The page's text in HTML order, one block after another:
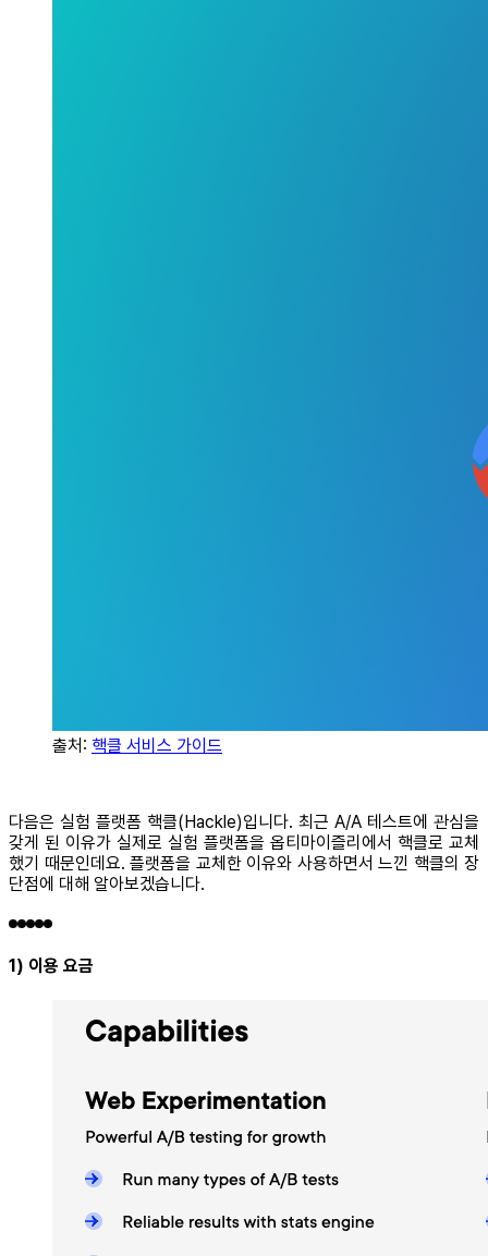
출처: 핵클 서비스 가이드
다음은 실험 플랫폼 핵클(Hackle)입니다. 최근 A/A 테스트에 관심을
갖게 된 이유가 실제로 실험 플랫폼을 옵티마이즐리에서 핵클로 교체
했기 때문인데요. 플랫폼을 교체한 이유와 사용하면서 느낀 핵클의 장
단점에 대해 알아보겠습니다.
1) 이용 요금